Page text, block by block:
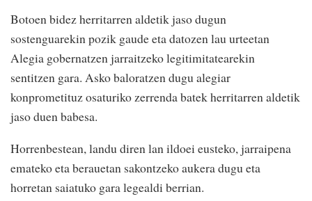
Botoen bidez herritarren aldetik jaso dugun
sostenguarekin pozik gaude eta datozen lau urteetan
Alegia gobernatzen jarraitzeko legitimitatearekin
sentitzen gara. Asko baloratzen dugu alegiar
konprometituz osaturiko zerrenda batek herritarren aldetik
jaso duen babesa.
Horrenbestean, landu diren lan ildoei eusteko, jarraipena
emateko eta berauetan sakontzeko aukera dugu eta
horretan saiatuko gara legealdi berrian.